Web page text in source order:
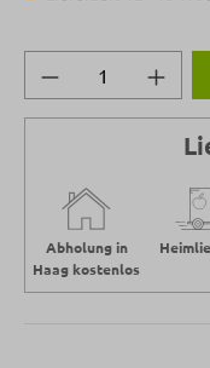
Produkt
Abholung in
Haag kostenlos